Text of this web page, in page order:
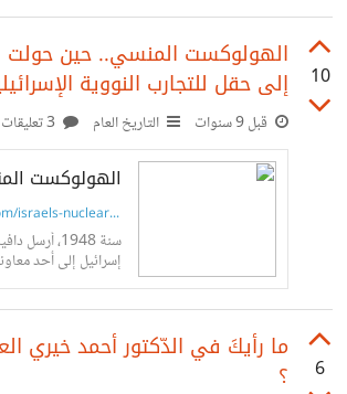
في حين كان المسلمون مشغولين بتطوير
انقلبت الأمور. https://suar.me/BjWKv
10
الهولوكست المنسي.. حين حولت
إلى حقل للتجارب النووية
قبل 9 سنوات التاريخ العام
www.sasapost.com/israels-nuclear-...
سنة 1948،
إسرائيل إلى أحد
«إننا في حاجة لأن
6
ما رأيكَ في الدّكتور أحمد خيري
؟